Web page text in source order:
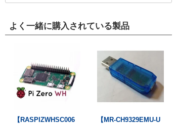
よく一緒に購入されている製品
【RASPIZWHSC006
【MR-CH9329EMU-U